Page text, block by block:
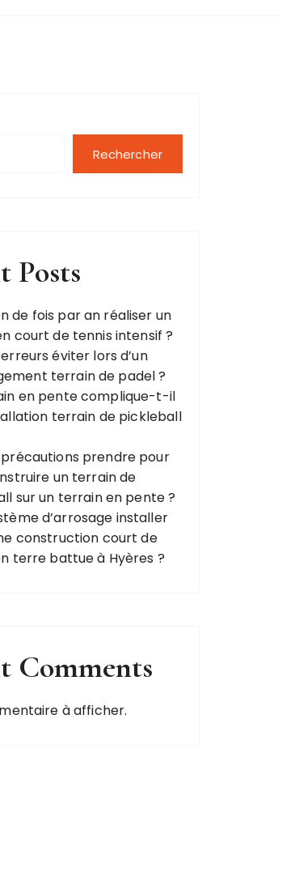
Rechercher
Posts
de fois par an réaliser un
court de tennis intensif ?
éviter lors d’un
terrain de padel ?
en pente complique-t-il
terrain de pickleball
prendre pour
un terrain de
sur un terrain en pente ?
d’arrosage installer
construction court de
terre battue à Hyères ?
Comments
à afficher.